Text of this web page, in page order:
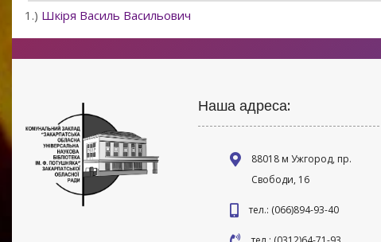
1.) Шкіря Василь Васильович
Наша адреса:
88018 м Ужгород, пр.
Свободи, 16
тел.: (066)894-93-40